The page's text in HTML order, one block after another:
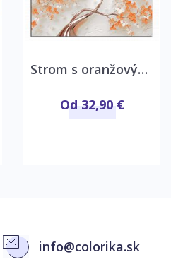
Strom s oranžovými kvetmi
Od 32,90 €
info@colorika.sk